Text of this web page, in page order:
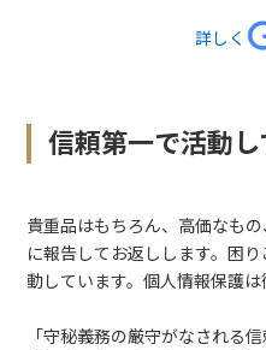
詳しく
信頼第一で活動
貴重品はもちろん、高価なも
に報告してお返しします。困
動しています。個人情報保護は
「守秘義務の厳守がなされる